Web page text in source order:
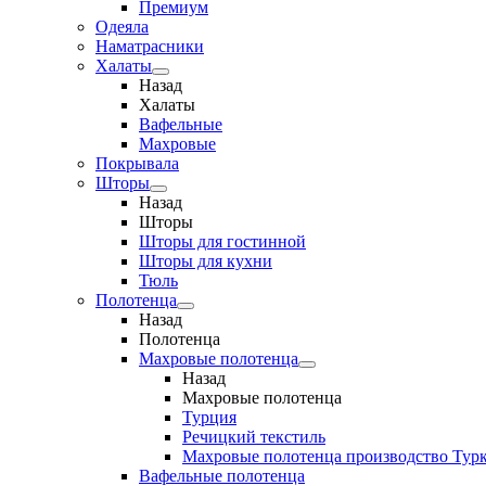
Премиум
Одеяла
Наматрасники
Халаты
Назад
Халаты
Вафельные
Махровые
Покрывала
Шторы
Назад
Шторы
Шторы для гостинной
Шторы для кухни
Тюль
Полотенца
Назад
Полотенца
Махровые полотенца
Назад
Махровые полотенца
Турция
Речицкий текстиль
Махровые полотенца производство
Вафельные полотенца